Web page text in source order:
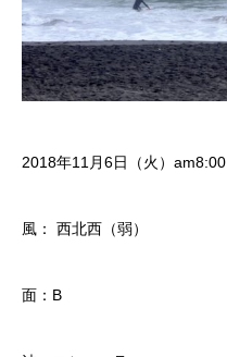
2018年11月6日（火）am8:00
風： 西北西（弱）
面：B